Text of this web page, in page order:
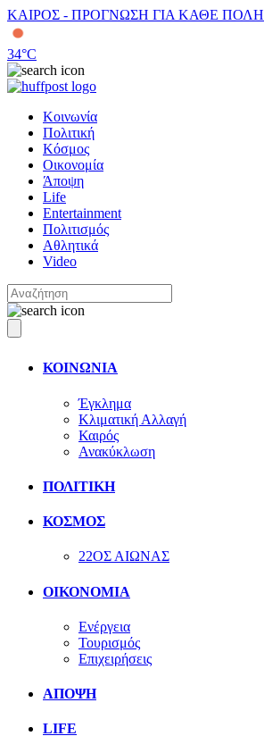
ΚΑΙΡΟΣ - ΠΡΟΓΝΩΣΗ ΓΙΑ ΚΑΘΕ ΠΟΛΗ
34°C
Κοινωνία
Πολιτική
Κόσμος
Οικονομία
Άποψη
Life
Entertainment
Πολιτισμός
Αθλητικά
Video
ΚΟΙΝΩΝΙΑ
Έγκλημα
Κλιματική Αλλαγή
Καιρός
Ανακύκλωση
ΠΟΛΙΤΙΚΗ
ΚΟΣΜΟΣ
22ΟΣ ΑΙΩΝΑΣ
ΟΙΚΟΝΟΜΙΑ
Ενέργεια
Τουρισμός
Επιχειρήσεις
ΑΠΟΨΗ
LIFE